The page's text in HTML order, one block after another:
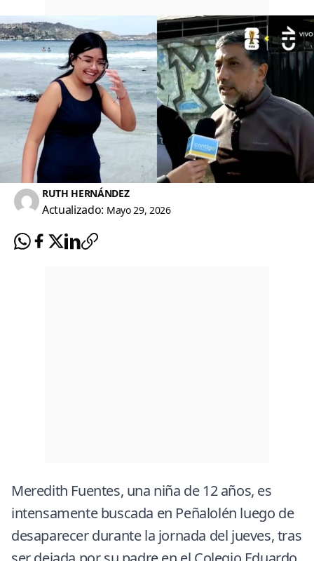
RUTH HERNÁNDEZ
Actualizado: Mayo 29, 2026
Meredith Fuentes, una niña de 12 años, es
intensamente buscada en Peñalolén luego de
desaparecer durante la jornada del jueves, tras